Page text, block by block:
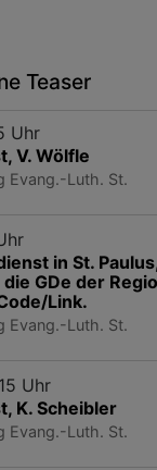
Teaser
Uhr
V. Wölfle
Evang.-Luth. St.
in St.
GDe der
Link.
Evang.-Luth. St.
Uhr
K. Scheibler
Evang.-Luth. St.